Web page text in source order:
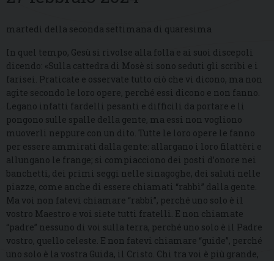
martedì della seconda settimana di quaresima
In quel tempo, Gesù si rivolse alla folla e ai suoi discepoli
dicendo: «Sulla cattedra di Mosè si sono seduti gli scribi e i
farisei. Praticate e osservate tutto ciò che vi dicono, ma non
agite secondo le loro opere, perché essi dicono e non fanno.
Legano infatti fardelli pesanti e difficili da portare e li
pongono sulle spalle della gente, ma essi non vogliono
muoverli neppure con un dito. Tutte le loro opere le fanno
per essere ammirati dalla gente: allargano i loro filattèri e
allungano le frange; si compiacciono dei posti d’onore nei
banchetti, dei primi seggi nelle sinagoghe, dei saluti nelle
piazze, come anche di essere chiamati “rabbì” dalla gente.
Ma voi non fatevi chiamare “rabbì”, perché uno solo è il
vostro Maestro e voi siete tutti fratelli. E non chiamate
“padre” nessuno di voi sulla terra, perché uno solo è il Padre
vostro, quello celeste. E non fatevi chiamare “guide”, perché
uno solo è la vostra Guida, il Cristo. Chi tra voi è più grande,